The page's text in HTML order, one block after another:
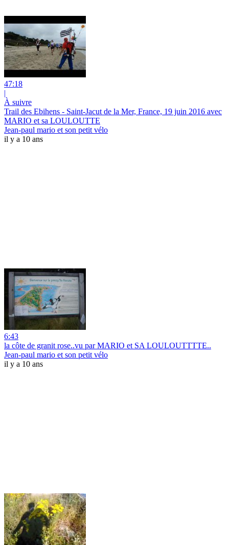
47:18
|
À suivre
Trail des Ebihens - Saint-Jacut de la Mer, France, 19 juin 2016 avec
MARIO et sa LOULOUTTE
Jean-paul mario et son petit vélo
il y a 10 ans
6:43
la côte de granit rose..vu par MARIO et SA LOULOUTTTTE..
Jean-paul mario et son petit vélo
il y a 10 ans